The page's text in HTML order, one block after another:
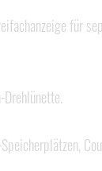
für